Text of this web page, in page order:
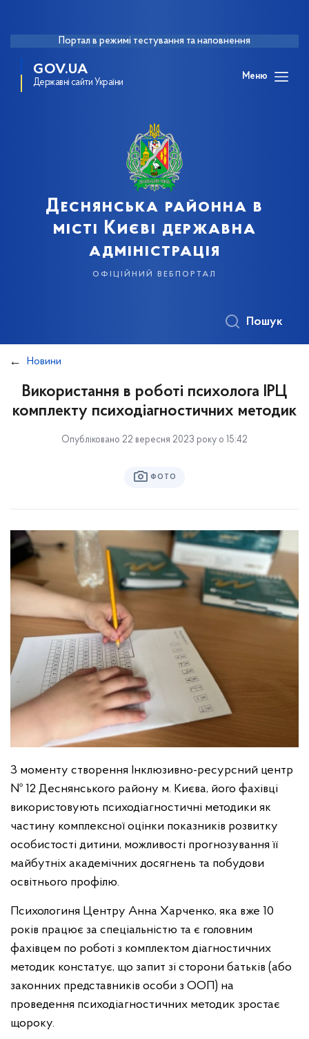
Портал в режимі тестування та наповнення
GOV.UA
Державні сайти України
Меню
Деснянська районна в
місті Києві державна
адміністрація
офіційний вебпортал
Пошук
Новини
Використання в роботі психолога ІРЦ
комплекту психодіагностичних методик
Опубліковано 22 вересня 2023 року о 15:42
ФОТО
З моменту створення Інклюзивно-ресурсний центр
№ 12 Деснянського району м. Києва, його фахівці
використовують психодіагностичні методики як
частину комплексної оцінки показників розвитку
особистості дитини, можливості прогнозування її
майбутніх академічних досягнень та побудови
освітнього профілю.
Психологиня Центру Анна Харченко, яка вже 10
років працює за спеціальністю та є головним
фахівцем по роботі з комплектом діагностичних
методик констатує, що запит зі сторони батьків (або
законних представників особи з ООП) на
проведення психодіагностичних методик зростає
щороку.